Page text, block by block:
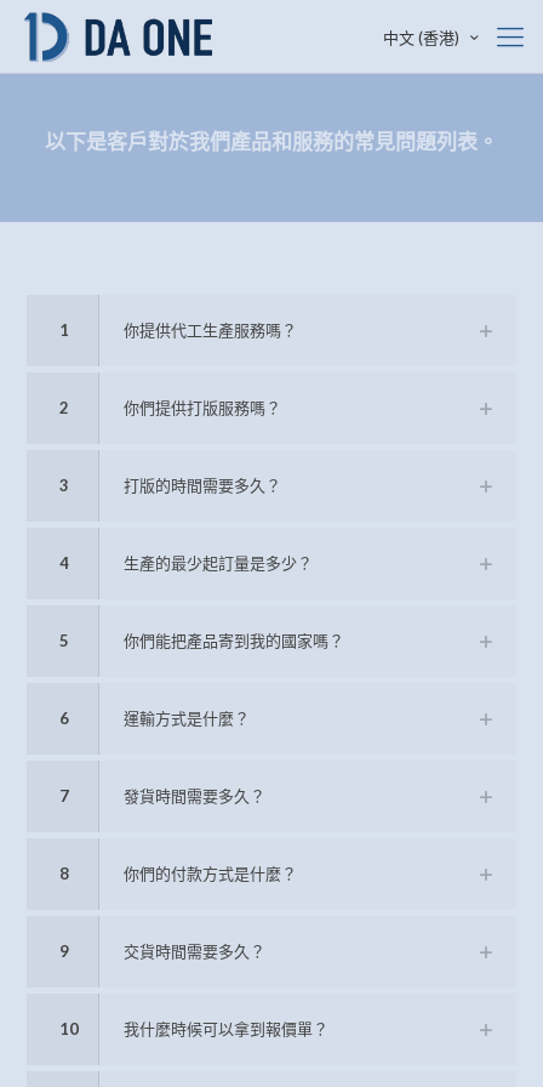
中文 (香港)
以下是客戶對於我們產品和服務的常見問題列表。
1 你提供代工生產服務嗎？
2 你們提供打版服務嗎？
3 打版的時間需要多久？
4 生產的最少起訂量是多少？
5 你們能把產品寄到我的國家嗎？
6 運輸方式是什麼？
7 發貨時間需要多久？
8 你們的付款方式是什麼？
9 交貨時間需要多久？
10 我什麼時候可以拿到報價單？